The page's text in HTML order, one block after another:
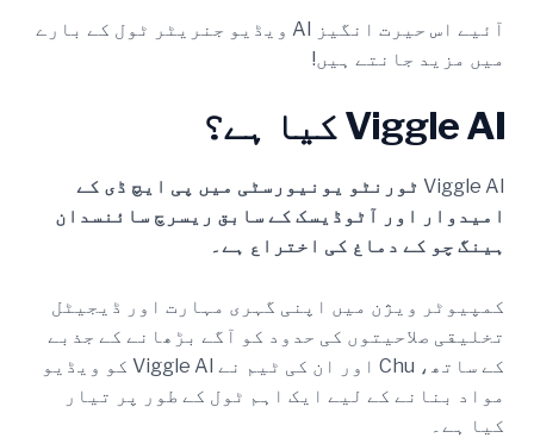
آئیے اس حیرت انگیز AI ویڈیو جنریٹر ٹول کے بارے
میں مزید جانتے ہیں!
Viggle AI کیا ہے؟
Viggle AI ٹورنٹو یونیورسٹی میں پی ایچ ڈی کے
امیدوار اور آٹوڈیسک کے سابق ریسرچ سائنسدان
ہینگ چو کے دماغ کی اختراع ہے۔
کمپیوٹر ویژن میں اپنی گہری مہارت اور ڈیجیٹل
تخلیقی صلاحیتوں کی حدود کو آگے بڑھانے کے جذبے
کے ساتھ، Chu اور ان کی ٹیم نے Viggle AI کو ویڈیو
مواد بنانے کے لیے ایک اہم ٹول کے طور پر تیار
کیا ہے۔